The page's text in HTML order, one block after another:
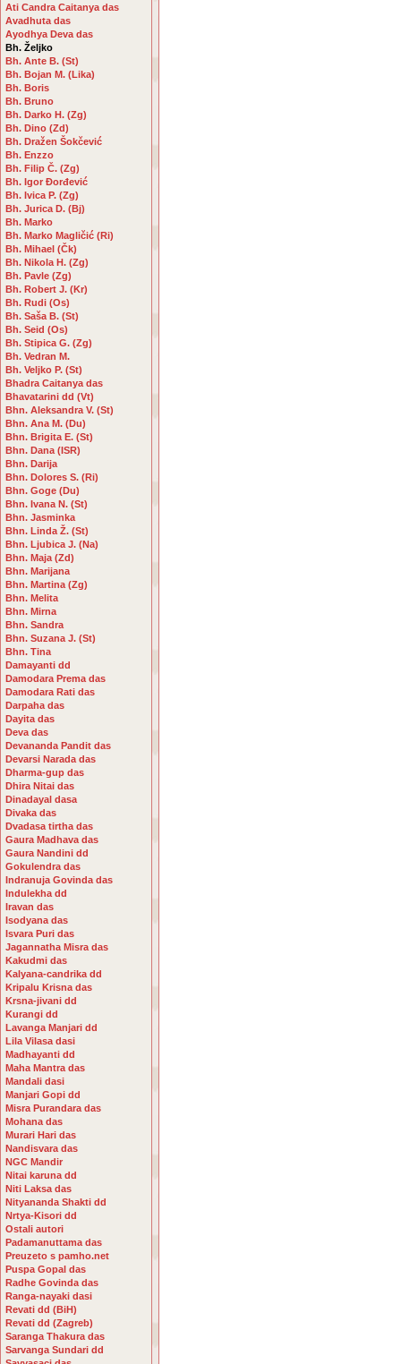
Ati Candra Caitanya das
Avadhuta das
Ayodhya Deva das
Bh. Željko
Bh. Ante B. (St)
Bh. Bojan M. (Lika)
Bh. Boris
Bh. Bruno
Bh. Darko H. (Zg)
Bh. Dino (Zd)
Bh. Dražen Šokčević
Bh. Enzzo
Bh. Filip Č. (Zg)
Bh. Igor Đorđević
Bh. Ivica P. (Zg)
Bh. Jurica D. (Bj)
Bh. Marko
Bh. Marko Magličić (Ri)
Bh. Mihael (Čk)
Bh. Nikola H. (Zg)
Bh. Pavle (Zg)
Bh. Robert J. (Kr)
Bh. Rudi (Os)
Bh. Saša B. (St)
Bh. Seid (Os)
Bh. Stipica G. (Zg)
Bh. Vedran M.
Bh. Veljko P. (St)
Bhadra Caitanya das
Bhavatarini dd (Vt)
Bhn. Aleksandra V. (St)
Bhn. Ana M. (Du)
Bhn. Brigita E. (St)
Bhn. Dana (ISR)
Bhn. Darija
Bhn. Dolores S. (Ri)
Bhn. Goge (Du)
Bhn. Ivana N. (St)
Bhn. Jasminka
Bhn. Linda Ž. (St)
Bhn. Ljubica J. (Na)
Bhn. Maja (Zd)
Bhn. Marijana
Bhn. Martina (Zg)
Bhn. Melita
Bhn. Mirna
Bhn. Sandra
Bhn. Suzana J. (St)
Bhn. Tina
Damayanti dd
Damodara Prema das
Damodara Rati das
Darpaha das
Dayita das
Deva das
Devananda Pandit das
Devarsi Narada das
Dharma-gup das
Dhira Nitai das
Dinadayal dasa
Divaka das
Dvadasa tirtha das
Gaura Madhava das
Gaura Nandini dd
Gokulendra das
Indranuja Govinda das
Indulekha dd
Iravan das
Isodyana das
Isvara Puri das
Jagannatha Misra das
Kakudmi das
Kalyana-candrika dd
Kripalu Krisna das
Krsna-jivani dd
Kurangi dd
Lavanga Manjari dd
Lila Vilasa dasi
Madhayanti dd
Maha Mantra das
Mandali dasi
Manjari Gopi dd
Misra Purandara das
Mohana das
Murari Hari das
Nandisvara das
NGC Mandir
Nitai karuna dd
Niti Laksa das
Nityananda Shakti dd
Nrtya-Kisori dd
Ostali autori
Padamanuttama das
Preuzeto s pamho.net
Puspa Gopal das
Radhe Govinda das
Ranga-nayaki dasi
Revati dd (BiH)
Revati dd (Zagreb)
Saranga Thakura das
Sarvanga Sundari dd